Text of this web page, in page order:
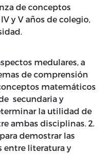
de conceptos
y V años de colegio,
medulares, a
de comprensión
matemáticos
secundaria y
la utilidad de
ambas disciplinas. 2.
demostrar las
entre literatura y